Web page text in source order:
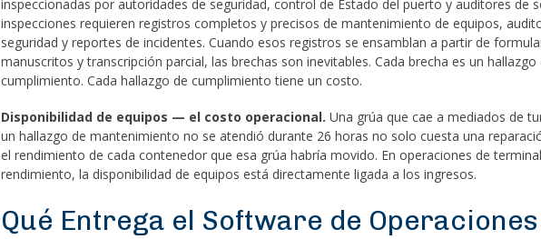
inspeccionadas por autoridades de seguridad, control de Estado del puerto y auditores de
inspecciones requieren registros completos y precisos de mantenimiento de equipos,
seguridad y reportes de incidentes. Cuando esos registros se ensamblan a partir de
manuscritos y transcripción parcial, las brechas son inevitables. Cada brecha es un hallazgo
cumplimiento. Cada hallazgo de cumplimiento tiene un costo.
Disponibilidad de equipos — el costo operacional. Una grúa que cae a mediados de
un hallazgo de mantenimiento no se atendió durante 26 horas no solo cuesta una
el rendimiento de cada contenedor que esa grúa habría movido. En operaciones de
rendimiento, la disponibilidad de equipos está directamente ligada a los ingresos.
Qué Entrega el Software de